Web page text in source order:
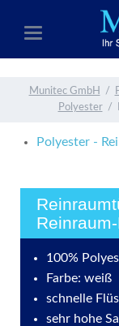
Munitec GmbH
Polyester
Polyester -
100%
Farbe: weiß
schnelle
sehr hohe